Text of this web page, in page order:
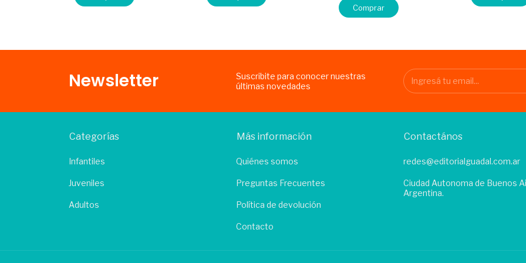
Comprar
Newsletter
Suscribite para conocer nuestras
últimas novedades
Categorías
Infantiles
Juveniles
Adultos
Más información
Quiénes somos
Preguntas Frecuentes
Política de devolución
Contacto
Contactános
redes@editorialguadal.com.ar
Ciudad Autonoma de Buenos
Argentina.